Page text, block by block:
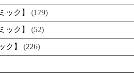
ック】 (179)
ック】 (52)
ク】 (226)